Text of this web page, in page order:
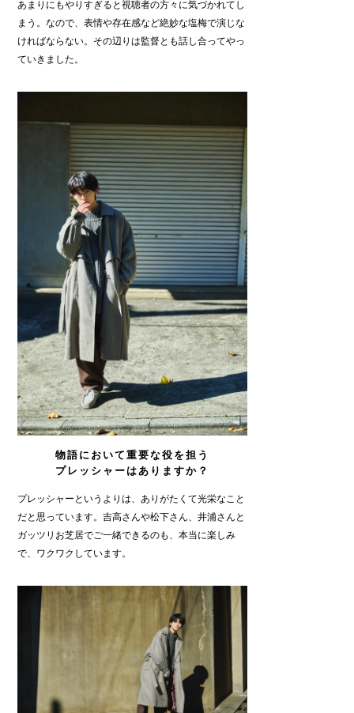
あまりにもやりすぎると視聴者の方々に気づかれてし
まう。なので、表情や存在感など絶妙な塩梅で演じな
ければならない。その辺りは監督とも話し合ってやっ
ていきました。
物語において重要な役を担う
プレッシャーはありますか？
プレッシャーというよりは、ありがたくて光栄なこと
だと思っています。吉高さんや松下さん、井浦さんと
ガッツリお芝居でご一緒できるのも、本当に楽しみ
で、ワクワクしています。